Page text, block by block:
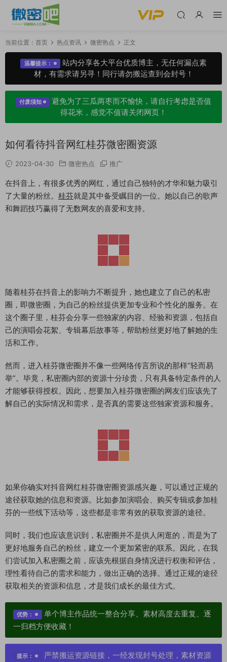
当前位置： 首页 热点资讯 微密热点 正文
温馨提示：
站内分享各大平台优质博主，无任何漏点素
材，有需求请另寻！同行请勿搬运查到会封号！
付废须知
避免为了三瓜两枣而不愉快，请自行考虑是否值
得花米，感觉不值请关闭网页！
如何看待抖音网红桂芬微密圈资源
2023-04-30 微密热点 推广
在抖音上，有很多优秀的网红，通过自己独特的才华和魅力吸引
了大量的粉丝。 桂芬就是其中备受瞩目的一位。她以自己的歌声
和舞蹈技巧赢得了无数网友的喜爱和支持。
随着桂芬在抖音上的影响力不断提升，她也建立了自己的私密
圈，即微密圈，为自己的粉丝提供更加专业和个性化的服务。在
这个圈子里，桂芬会分享一些独家的内容、经验和资源，包括自
己的演唱会花絮、专辑幕后故事等，帮助粉丝更好地了解她的生
活和工作。
然而，进入桂芬微密圈并不像一些网络传言所说的那样“轻而易
举”。毕竟，私密圈内部的资源十分珍贵，只有具备特定条件的人
才能够获得授权。因此，想要加入桂芬微密圈的网友们应该先了
解自己的实际情况和需求，是否真的需要这些独家资源和服务。
如果你确实对抖音网红桂芬微密圈资源感兴趣，可以通过正规的
途径获取她的信息和资源。比如参加演唱会、购买专辑或参加桂
芬的一些线下活动等，这些都是非常有效的获取资源的途径。
同时，我们也应该意识到，私密圈并不是供人闲逛的，而是为了
更好地服务自己的粉丝，建立一个更加紧密的联系。因此，在我
们尝试加入私密圈之前，应该先根据自身情况进行权衡和评估，
理性看待自己的需求和能力，做出正确的选择。通过正规的途径
获取相关的资源和信息，才是我们成长的最佳方式。
优势：
单个博主作品统一整合分享、素材高度去重复、逐
一归档方便收藏！
提示：
严禁搬运资源链接，一经发现封号处理，素材资源